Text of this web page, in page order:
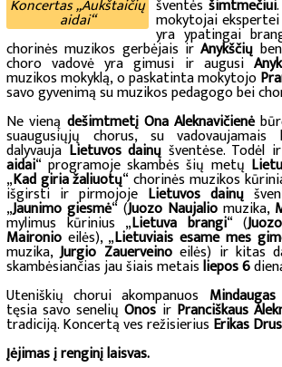
Koncertas „Aukštaičių
aidai“
šventėsšimtmečiui
mokytojai
yra ypatingai
chorinės muzikos gerbėjais ir Anykščių
choro vadovė yra gimusi ir augusi
muzikos mokyklą, o paskatinta mokytojo
savo gyvenimą su muzikos pedagogo bei
Ne vieną dešimtmetį Ona Aleknavičienė
suaugusiųjų chorus, su vadovaujamais
dalyvaujaLietuvos dainų šventėse. Todėl
aidai“ programoje skambės šių metų
„Kad giria žaliuotų“ chorinės muzikos
išgirsti ir pirmojoje Lietuvos dainų
„Jaunimo giesmė“ (Juozo Naujalio muzika,
mylimus kūrinius „Lietuva brangi“ (
Maironio eilės), „Lietuviais esame mes
muzika,Jurgio Zauerveinoeilės) ir kitas
skambėsiančias jau šiais metaisliepos 6
Uteniškių chorui akompanuos
tęsia savo seneliųOnosir Pranciškaus
tradiciją. Koncertą ves režisierius Erikas
Įėjimas į renginį laisvas.